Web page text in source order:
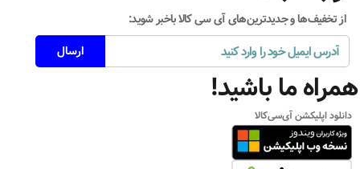
از تخفیف‌ها و جدیدترین‌های آی سی کالا باخبر شوید:
همراه ما باشید!
دانلود اپلیکشن آی‌سی‌کالا